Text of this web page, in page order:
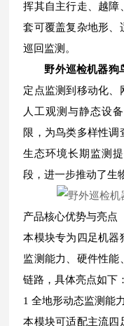
挥其自主行走、越障
套可覆盖复杂地形、
巡回监测。
野外巡检机器狗
定点监测到移动化、
人工观测与静态设
限，为鸟类多样性调
生态环境长期监测
段，进一步推动了生
产品核心优势与亮点
本模块专为四足机器
监测能力、硬件性能
链路，具体亮点如下：
1 全地形动态监测能
本模块可适配主流四